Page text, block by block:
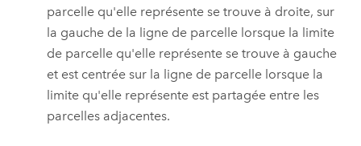
parcelle qu'elle représente se trouve à droite, sur
la gauche de la ligne de parcelle lorsque la limite
de parcelle qu'elle représente se trouve à gauche
et est centrée sur la ligne de parcelle lorsque la
limite qu'elle représente est partagée entre les
parcelles adjacentes.